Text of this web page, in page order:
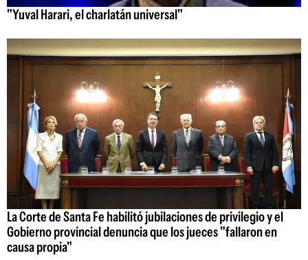
"Yuval Harari, el charlatán universal"
La Corte de Santa Fe habilitó jubilaciones de privilegio y el
Gobierno provincial denuncia que los jueces "fallaron en
causa propia"